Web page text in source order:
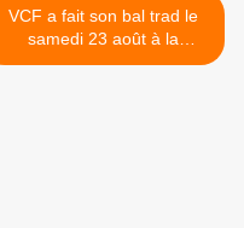
VCF a fait son bal trad le
samedi 23 août à la
Pountare ! >